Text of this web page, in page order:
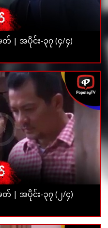
| အပိုင်း-၃၇ (၄/၄)
| အပိုင်း-၃၇ (၂/၄)